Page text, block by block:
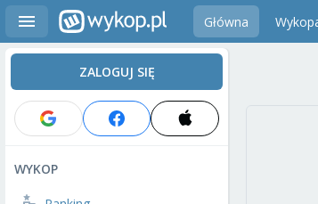
Główna
ZALOGUJ SIĘ
WYKOP